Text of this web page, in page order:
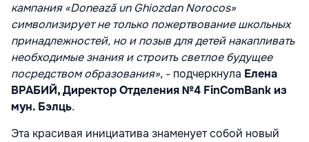
кампания «Donează un Ghiozdan Norocos»
символизирует не только пожертвование школьных
принадлежностей, но и позыв для детей накапливать
необходимые знания и строить светлое будущее
посредством образования», - подчеркнула Елена
ВРАБИЙ, Директор Отделения №4 FinComBank из
мун. Бэлць.
Эта красивая инициатива знаменует собой новый